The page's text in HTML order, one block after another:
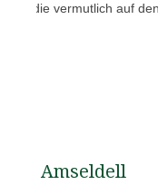
die vermutlich auf
Amseldell